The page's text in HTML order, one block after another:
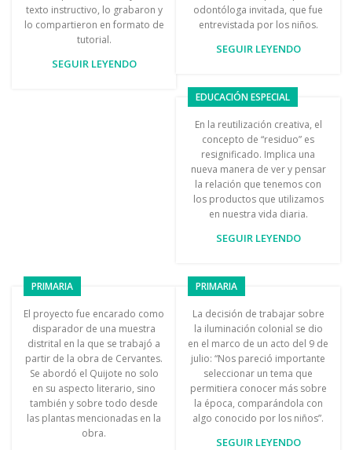
texto instructivo, lo grabaron y
lo compartieron en formato de
tutorial.
SEGUIR LEYENDO
odontóloga invitada, que fue
entrevistada por los niños.
SEGUIR LEYENDO
EDUCACIÓN ESPECIAL
En la reutilización creativa, el
concepto de “residuo” es
resignificado. Implica una
nueva manera de ver y pensar
la relación que tenemos con
los productos que utilizamos
en nuestra vida diaria.
SEGUIR LEYENDO
PRIMARIA
El proyecto fue encarado como
disparador de una muestra
distrital en la que se trabajó a
partir de la obra de Cervantes.
Se abordó el Quijote no solo
en su aspecto literario, sino
también y sobre todo desde
las plantas mencionadas en la
obra.
PRIMARIA
La decisión de trabajar sobre
la iluminación colonial se dio
en el marco de un acto del 9 de
julio: “Nos pareció importante
seleccionar un tema que
permitiera conocer más sobre
la época, comparándola con
algo conocido por los niños”.
SEGUIR LEYENDO